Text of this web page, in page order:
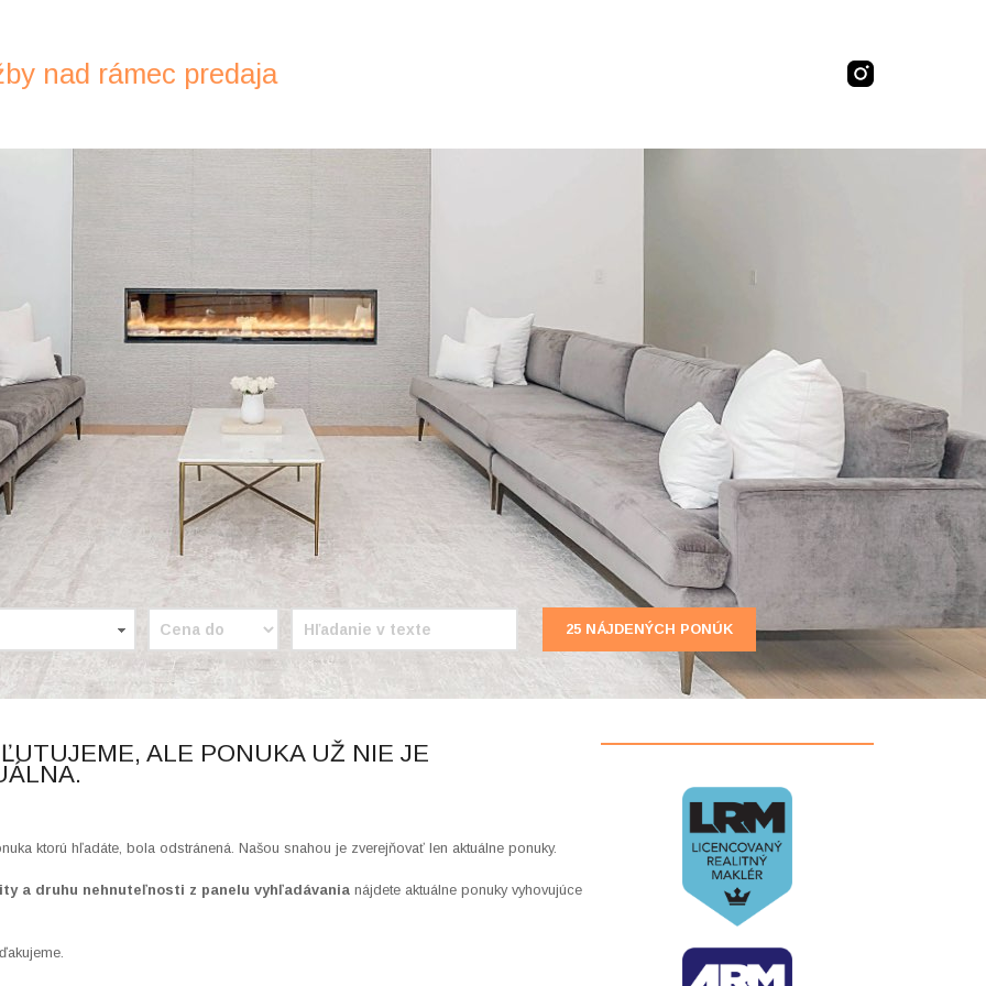
nad rámec predaja
ALE PONUKA UŽ NIE JE
ktorú hľadáte, bola odstránená. Našou snahou je zverejňovať len aktuálne ponuky.
a druhu nehnuteľnosti z panelu vyhľadávania nájdete aktuálne ponuky vyhovujúce